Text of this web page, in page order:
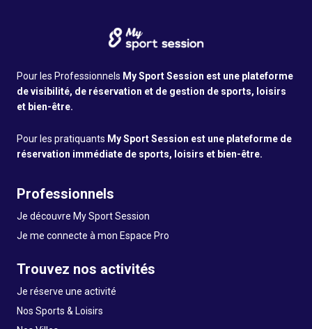
Pour les Professionnels My Sport Session est une plateforme
de visibilité, de réservation et de gestion de sports, loisirs
et bien-être.
Pour les pratiquants My Sport Session est une plateforme de
réservation immédiate de sports, loisirs et bien-être.
Professionnels
Je découvre My Sport Session
Je me connecte à mon Espace Pro
Trouvez nos activités
Je réserve une activité
Nos Sports & Loisirs